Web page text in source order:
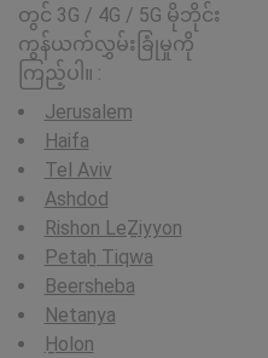
တွင် 3G / 4G / 5G မိုဘိုင်း
ကွန်ယက်လွှမ်းခြုံမှုကို
ကြည့်ပါ။ :
Jerusalem
Haifa
Tel Aviv
Ashdod
Rishon LeẔiyyon
Petaẖ Tiqwa
Beersheba
Netanya
H̱olon